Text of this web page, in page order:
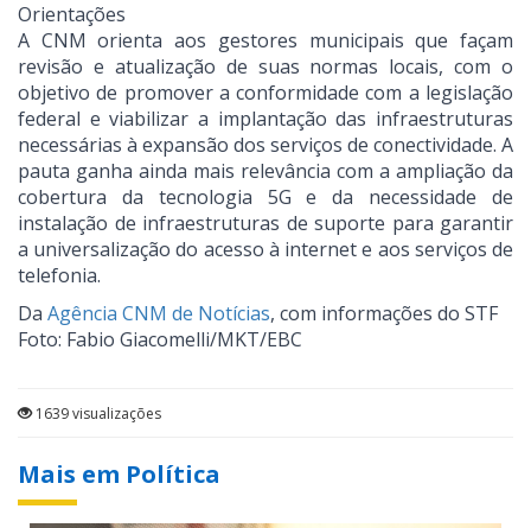
Orientações
A CNM orienta aos gestores municipais que façam
revisão e atualização de suas normas locais, com o
objetivo de promover a conformidade com a legislação
federal e viabilizar a implantação das infraestruturas
necessárias à expansão dos serviços de conectividade. A
pauta ganha ainda mais relevância com a ampliação da
cobertura da tecnologia 5G e da necessidade de
instalação de infraestruturas de suporte para garantir
a universalização do acesso à internet e aos serviços de
telefonia.
Da Agência CNM de Notícias, com informações do STF
Foto: Fabio Giacomelli/MKT/EBC
1639 visualizações
Mais em Política